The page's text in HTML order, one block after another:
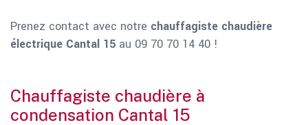
Prenez contact avec notre chauffagiste chaudière
électrique Cantal 15 au 09 70 70 14 40 !
Chauffagiste chaudière à
condensation Cantal 15